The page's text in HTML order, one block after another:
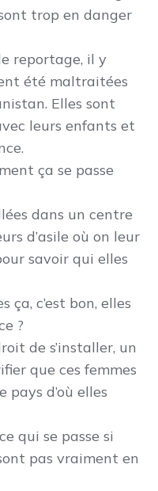
trop en danger
reportage, il y
été maltraitées
Elles sont
leurs enfants et
ça se passe
dans un centre
d’asile où on leur
savoir qui elles
ça, c’est bon, elles
?
de s’installer, un
que ces femmes
d’où elles
qui se passe si
pas vraiment en